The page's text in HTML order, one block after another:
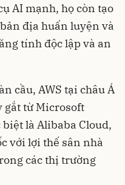
AI mạnh, họ còn tạo
địa huấn luyện và
tính độc lập và an
cầu, AWS tại châu Á
gắt từ Microsoft
biệt là Alibaba Cloud,
với lợi thế sân nhà
các thị trường